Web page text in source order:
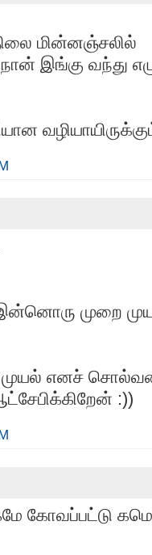
மின்னஞ்சலில்
இங்கு வந்து
முறை
முயல் எனச்
:))
கோவப்பட்டு